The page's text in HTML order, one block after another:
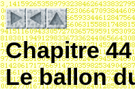
Chapitre 44
Le ballon